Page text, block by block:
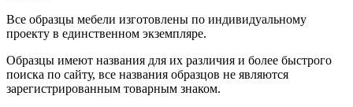
Все образцы мебели изготовлены по индивидуальному
проекту в единственном экземпляре.
Образцы имеют названия для их различия и более быстрого
поиска по сайту, все названия образцов не являются
зарегистрированным товарным знаком.